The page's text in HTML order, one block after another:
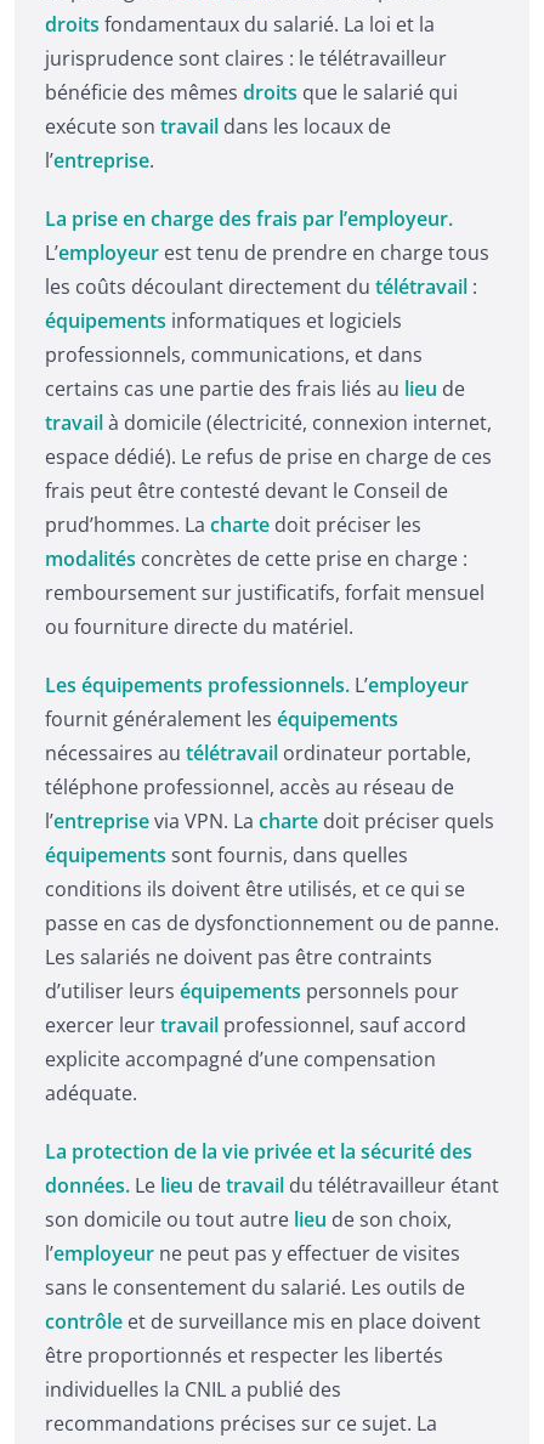
droits fondamentaux du salarié. La loi et la
jurisprudence sont claires : le télétravailleur
bénéficie des mêmes droits que le salarié qui
exécute son travail dans les locaux de
l’entreprise.
La prise en charge des frais par l’employeur.
L’employeur est tenu de prendre en charge tous
les coûts découlant directement du télétravail :
équipements informatiques et logiciels
professionnels, communications, et dans
certains cas une partie des frais liés au lieu de
travailà domicile (électricité, connexion internet,
espace dédié). Le refus de prise en charge de ces
frais peut être contesté devant le Conseil de
prud’hommes. La charte doit préciser les
modalités concrètes de cette prise en charge :
remboursement sur justificatifs, forfait mensuel
ou fourniture directe du matériel.
Les équipements professionnels. L’employeur
fournit généralement les équipements
nécessaires au télétravail ordinateur portable,
téléphone professionnel, accès au réseau de
l’entreprisevia VPN. La charte doit préciser quels
équipements sont fournis, dans quelles
conditions ils doivent être utilisés, et ce qui se
passe en cas de dysfonctionnement ou de panne.
Les salariés ne doivent pas être contraints
d’utiliser leurs équipements personnels pour
exercer leurtravail professionnel, sauf accord
explicite accompagné d’une compensation
adéquate.
La protection de la vie privée et la sécurité des
données. Le lieu detravail du télétravailleur étant
son domicile ou tout autre lieu de son choix,
l’employeur ne peut pas y effectuer de visites
sans le consentement du salarié. Les outils de
contrôle et de surveillance mis en place doivent
être proportionnés et respecter les libertés
individuelles la CNIL a publié des
recommandations précises sur ce sujet. La